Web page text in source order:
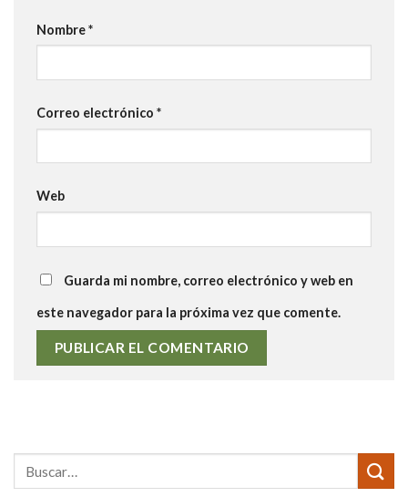
Nombre*
Correo electrónico *
Web
Guarda mi nombre, correo electrónico y web en
este navegador para la próxima vez que comente.